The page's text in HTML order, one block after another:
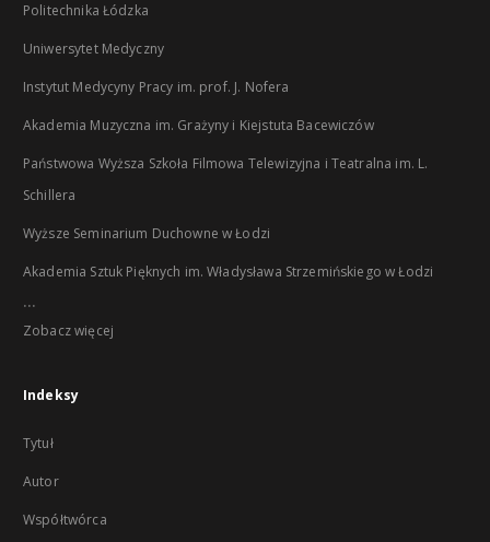
Politechnika Łódzka
Uniwersytet Medyczny
Instytut Medycyny Pracy im. prof. J. Nofera
Akademia Muzyczna im. Grażyny i Kiejstuta Bacewiczów
Państwowa Wyższa Szkoła Filmowa Telewizyjna i Teatralna im. L.
Schillera
Wyższe Seminarium Duchowne w Łodzi
Akademia Sztuk Pięknych im. Władysława Strzemińskiego w Łodzi
...
Zobacz więcej
Indeksy
Tytuł
Autor
Współtwórca